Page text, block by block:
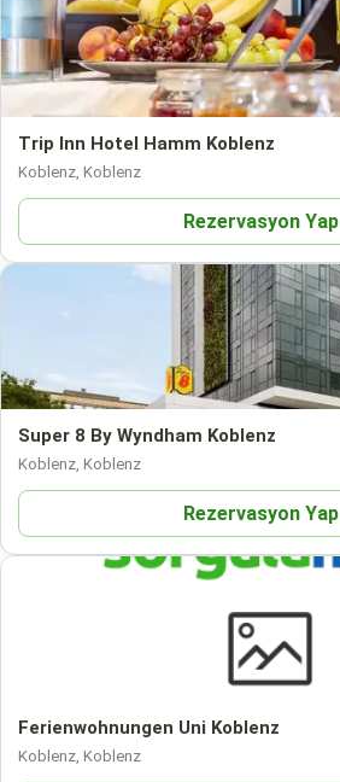
Trip Inn Hotel Hamm Koblenz
Koblenz, Koblenz
Rezervasyon Yap
Super 8 By Wyndham Koblenz
Koblenz, Koblenz
Rezervasyon Yap
Ferienwohnungen Uni Koblenz
Koblenz, Koblenz